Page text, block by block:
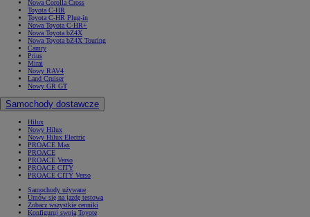
Nowa Corolla Cross
Toyota C-HR
Toyota C-HR Plug-in
Nowa Toyota C-HR+
Nowa Toyota bZ4X
Nowa Toyota bZ4X Touring
Camry
Prius
Mirai
Nowy RAV4
Land Cruiser
Nowy GR GT
Samochody dostawcze
Hilux
Nowy Hilux
Nowy Hilux Electric
PROACE Max
PROACE
PROACE Verso
PROACE CITY
PROACE CITY Verso
Samochody używane
Umów się na jazdę testową
Zobacz wszystkie cenniki
Konfiguruj swoją Toyotę